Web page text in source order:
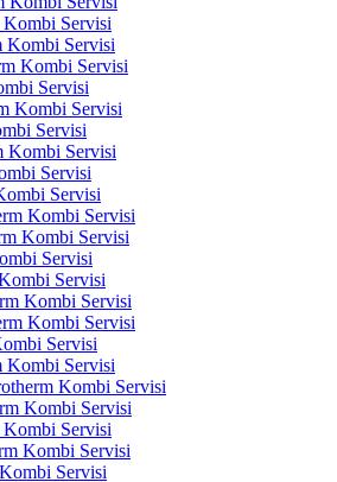
Kombi Servisi
Kombi Servisi
Kombi Servisi
Servisi
Kombi Servisi
Servisi
Kombi Servisi
Servisi
Servisi
Kombi Servisi
Kombi Servisi
Servisi
Servisi
Kombi Servisi
Kombi Servisi
Servisi
Kombi Servisi
Kombi Servisi
Kombi Servisi
Kombi Servisi
Kombi Servisi
Servisi